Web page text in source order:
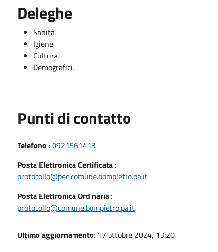
Deleghe
Sanità.
Igiene.
Cultura.
Demografici.
Punti di contatto
Telefono :0921561413
Posta Elettronica Certificata :
protocollo@pec.comune.bompietro.pa.it
Posta Elettronica Ordinaria :
protocollo@comune.bompietro.pa.it
Ultimo aggiornamento: 17 ottobre 2024, 13:20